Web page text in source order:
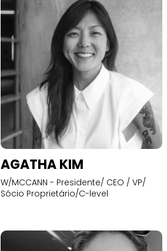
AGATHA KIM
W/MCCANN - Presidente/ CEO / VP/
Sócio Proprietário/C-level